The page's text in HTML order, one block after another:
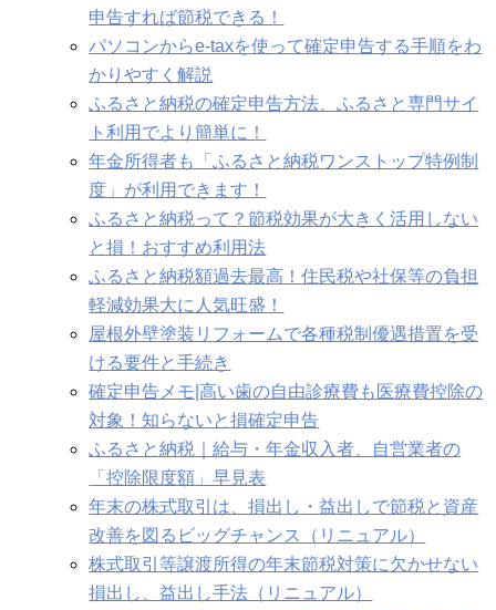
申告すれば節税できる！
パソコンからe-taxを使って確定申告する手順をわ
かりやすく解説
ふるさと納税の確定申告方法、ふるさと専門サイ
ト利用でより簡単に！
年金所得者も「ふるさと納税ワンストップ特例制
度」が利用できます！
ふるさと納税って？節税効果が大きく活用しない
と損！おすすめ利用法
ふるさと納税額過去最高！住民税や社保等の負担
軽減効果大に人気旺盛！
屋根外壁塗装リフォームで各種税制優遇措置を受
ける要件と手続き
確定申告メモ|高い歯の自由診療費も医療費控除の
対象！知らないと損確定申告
ふるさと納税｜給与・年金収入者、自営業者の
「控除限度額」早見表
年末の株式取引は、損出し・益出しで節税と資産
改善を図るビッグチャンス（リニュアル）
株式取引等譲渡所得の年末節税対策に欠かせない
損出し、益出し手法（リニュアル）